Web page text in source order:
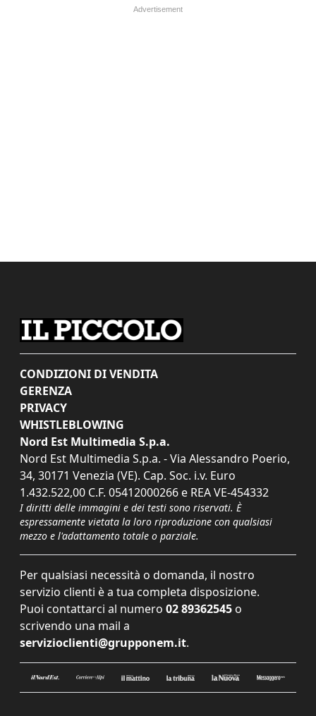
CONDIZIONI DI VENDITA
GERENZA
PRIVACY
WHISTLEBLOWING
Nord Est Multimedia S.p.a.
Nord Est Multimedia S.p.a. - Via Alessandro Poerio,
34, 30171 Venezia (VE). Cap. Soc. i.v. Euro
1.432.522,00 C.F. 05412000266 e REA VE-454332
I diritti delle immagini e dei testi sono riservati. È
espressamente vietata la loro riproduzione con qualsiasi
mezzo e l'adattamento totale o parziale.
Per qualsiasi necessità o domanda, il nostro
servizio clienti è a tua completa disposizione.
Puoi contattarci al numero 02 89362545 o
scrivendo una mail a
servizioclienti@grupponem.it.